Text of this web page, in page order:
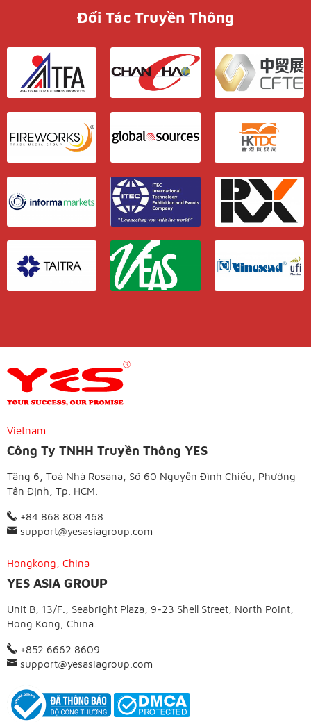
Đối Tác Truyền Thông
Vietnam
Công Ty TNHH Truyền Thông YES
Tầng 6, Toà Nhà Rosana, Số 60 Nguyễn Đình Chiểu, Phường
Tân Định, Tp. HCM.
+84 868 808 468
support@yesasiagroup.com
Hongkong, China
YES ASIA GROUP
Unit B, 13/F., Seabright Plaza, 9-23 Shell Street, North Point,
Hong Kong, China.
+852 6662 8609
support@yesasiagroup.com